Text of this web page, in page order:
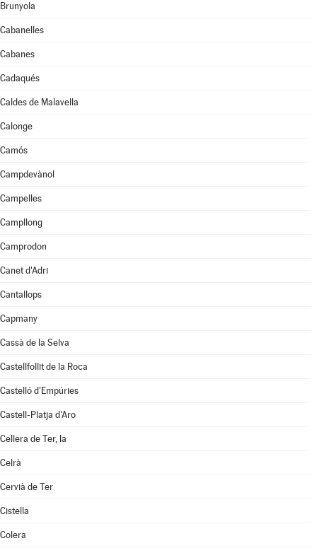
Brunyola
Cabanelles
Cabanes
Cadaqués
Caldes de Malavella
Calonge
Camós
Campdevànol
Campelles
Campllong
Camprodon
Canet d'Adri
Cantallops
Capmany
Cassà de la Selva
Castellfollit de la Roca
Castelló d'Empúries
Castell-Platja d'Aro
Cellera de Ter, la
Celrà
Cervià de Ter
Cistella
Colera